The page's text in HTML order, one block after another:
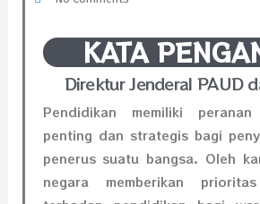
KATA
Direktur Jenderal PAUD
Pendidikan memiliki
penting dan strategis bagi
penerus suatu bangsa. Oleh
negara memberikan